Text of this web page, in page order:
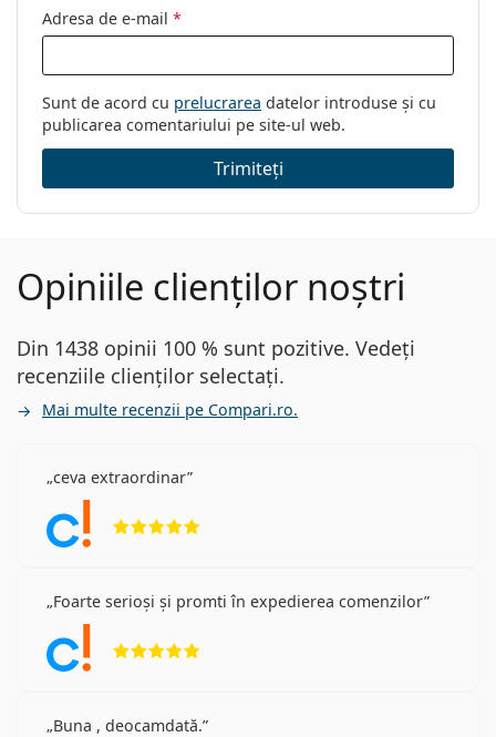
Adresa de e-mail *
Sunt de acord cu prelucrarea datelor introduse și cu
publicarea comentariului pe site-ul web.
Trimiteți
Opiniile clienților noștri
Din 1438 opinii 100 % sunt pozitive. Vedeți
recenziile clienților selectați.
Mai multe recenzii pe Compari.ro.
ceva extraordinar
Foarte serioși și promti în expedierea comenzilor
Buna , deocamdată.